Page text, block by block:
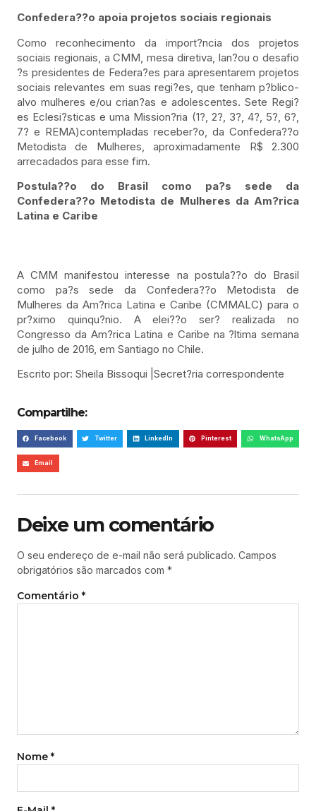
Confedera??o apoia projetos sociais regionais
Como reconhecimento da import?ncia dos projetos
sociais regionais, a CMM, mesa diretiva, lan?ou o desafio
?s presidentes de Federa?es para apresentarem projetos
sociais relevantes em suas regi?es, que tenham p?blico-
alvo mulheres e/ou crian?as e adolescentes. Sete Regi?
es Eclesi?sticas e uma Mission?ria (1?, 2?, 3?, 4?, 5?, 6?,
7? e REMA)contempladas receber?o, da Confedera??o
Metodista de Mulheres, aproximadamente R$ 2.300
arrecadados para esse fim.
Postula??o do Brasil como pa?s sede da
Confedera??o Metodista de Mulheres da Am?rica
Latina e Caribe
A CMM manifestou interesse na postula??o do Brasil
como pa?s sede da Confedera??o Metodista de
Mulheres da Am?rica Latina e Caribe (CMMALC) para o
pr?ximo quinqu?nio. A elei??o ser? realizada no
Congresso da Am?rica Latina e Caribe na ?ltima semana
de julho de 2016, em Santiago no Chile.
Escrito por: Sheila Bissoqui |Secret?ria correspondente
Compartilhe:
Facebook Twitter LinkedIn Pinterest WhatsApp
Email
Deixe um comentário
O seu endereço de e-mail não será publicado. Campos
obrigatórios são marcados com *
Comentário *
Nome *